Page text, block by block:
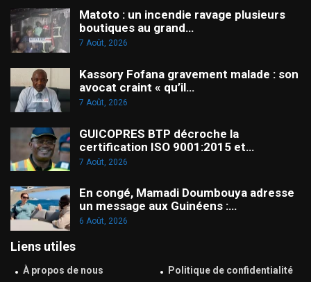
Matoto : un incendie ravage plusieurs
boutiques au grand…
7 Août, 2026
Kassory Fofana gravement malade : son
avocat craint « qu’il…
7 Août, 2026
GUICOPRES BTP décroche la
certification ISO 9001:2015 et…
7 Août, 2026
En congé, Mamadi Doumbouya adresse
un message aux Guinéens :…
6 Août, 2026
Liens utiles
À propos de nous Politique de confidentialité